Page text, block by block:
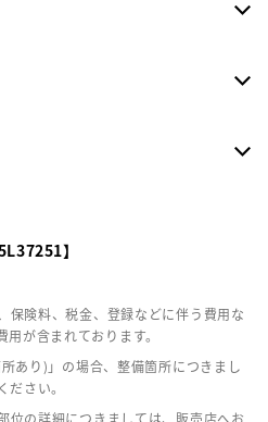
】
保険料、税金、登録などに伴う費用な
が含まれております。
あり)」の場合、整備箇所につきまし
さい。